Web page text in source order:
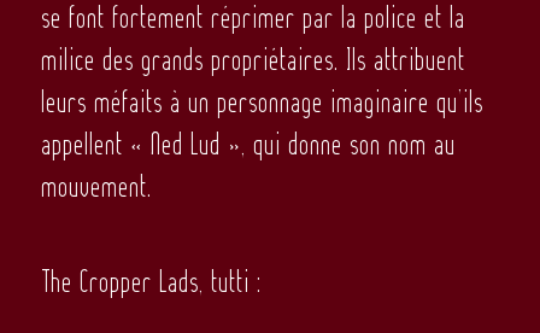
se font fortement réprimer par la police et la
milice des grands propriétaires. Ils attribuent
leurs méfaits à un personnage imaginaire qu’ils
appellent « Ned Lud », qui donne son nom au
mouvement.
The Cropper Lads, tutti :